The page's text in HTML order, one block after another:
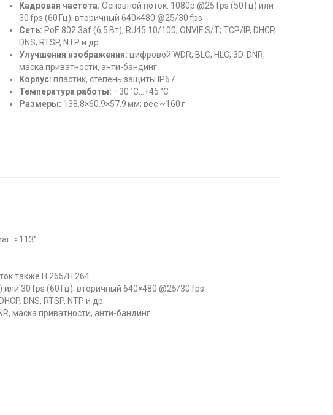
Кадровая частота: Основной поток: 1080p @25 fps (50 Гц) или
30 fps (60 Гц); вторичный 640×480 @25/30 fps
Сеть: PoE 802.3af (6,5 Вт); RJ45 10/100; ONVIF S/T; TCP/IP, DHCP,
DNS, RTSP, NTP и др.
Улучшения изображения: цифровой WDR, BLC, HLC, 3D-DNR,
маска приватности, анти-бандинг
Корпус: пластик, степень защиты IP67
Температура работы: –30 °C…+45 °C
Размеры: 138.8×60.9×57.9 мм; вес ~160 г
≈113°
также H.265/H.264
или 30 fps (60 Гц); вторичный 640×480 @25/30 fps
DNS, RTSP, NTP и др.
маска приватности, анти-бандинг